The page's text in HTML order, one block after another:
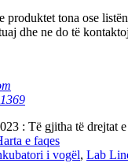
produktet tona ose
dhe ne do të
: Të gjitha të drejtat e
e faqes
i vogël, Lab